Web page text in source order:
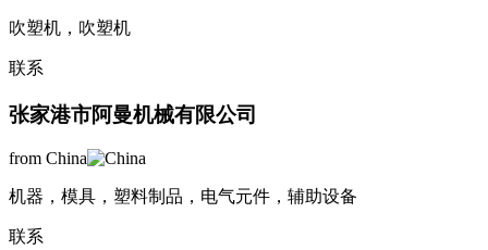
吹塑机，吹塑机
联系
张家港市阿曼机械有限公司
from China
机器，模具，塑料制品，电气元件，辅助设备
联系